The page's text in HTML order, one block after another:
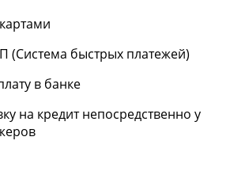
(Система быстрых платежей)
в банке
на кредит непосредственно у